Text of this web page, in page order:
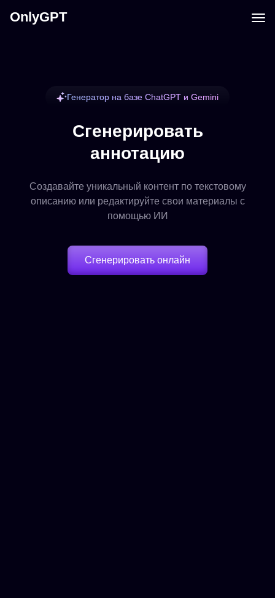
OnlyGPT
Генератор на базе ChatGPT и Gemini
Сгенерировать
аннотацию
Создавайте уникальный контент по текстовому
описанию или редактируйте свои материалы с
помощью ИИ
Сгенерировать онлайн